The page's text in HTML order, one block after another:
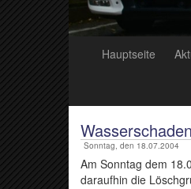
Hauptseite
Wasserschaden
Sonntag, den 18.07.2004
Am Sonntag dem
daraufhin die